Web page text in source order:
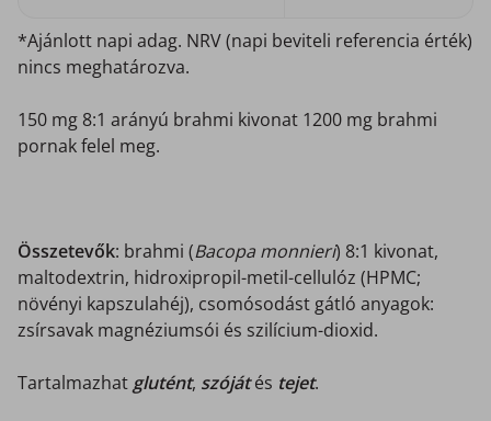
*Ajánlott napi adag. NRV (napi beviteli referencia érték)
nincs meghatározva.
150 mg 8:1 arányú brahmi kivonat 1200 mg brahmi
pornak felel meg.
Összetevők: brahmi (Bacopa monnieri) 8:1 kivonat,
maltodextrin, hidroxipropil-metil-cellulóz (HPMC;
növényi kapszulahéj), csomósodást gátló anyagok:
zsírsavak magnéziumsói és szilícium-dioxid.
Tartalmazhat glutént, szójátés tejet.